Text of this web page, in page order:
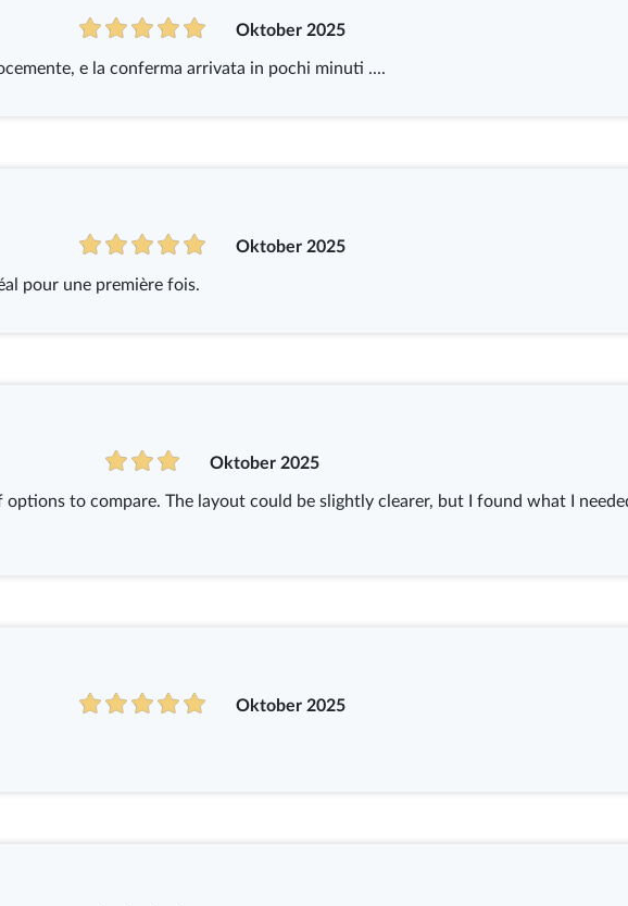
Oktober 2025
e la conferma arrivata in pochi minuti ....
Oktober 2025
pour une première fois.
Oktober 2025
to compare. The layout could be slightly clearer, but I found what I
Oktober 2025